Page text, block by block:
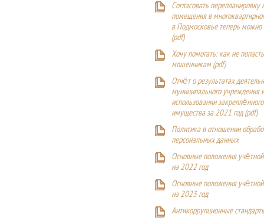
Согласовать перепланировку
помещения в
в Подмосковье теперь можно
(pdf)
Хочу помогать: как не
мошенникам (pdf)
Отчёт о результатах
муниципального учреждения
использовании
имущества за 2021 год (pdf)
Политика в отношении
персональных данных
Основные положения
на 2022 год
Основные положения
на 2023 год
Антикоррупционные